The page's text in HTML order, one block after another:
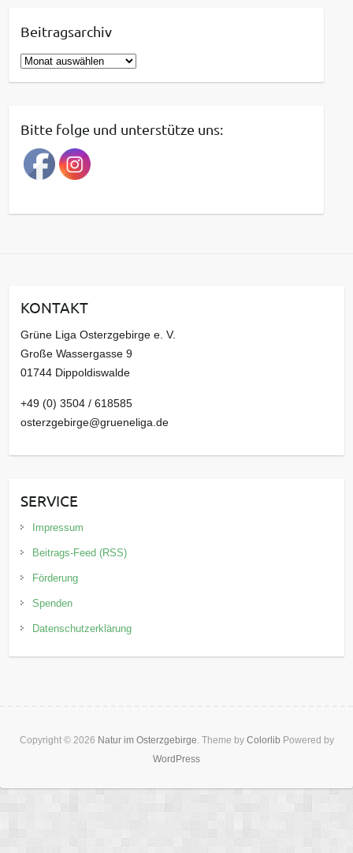
Beitragsarchiv
B
e
r
a
g
a
v
Bitte folge und unterstütze uns:
KONTAKT
Grüne Liga Osterzgebirge e. V.
Große Wassergasse 9
01744 Dippoldiswalde
+49 (0) 3504 / 618585
osterzgebirge@grueneliga.de
SERVICE
Impressum
Beitrags-Feed (RSS)
Förderung
Spenden
Datenschutzerklärung
Copyright © 2026 Natur im Osterzgebirge . Theme by Colorlib Powered by
WordPress